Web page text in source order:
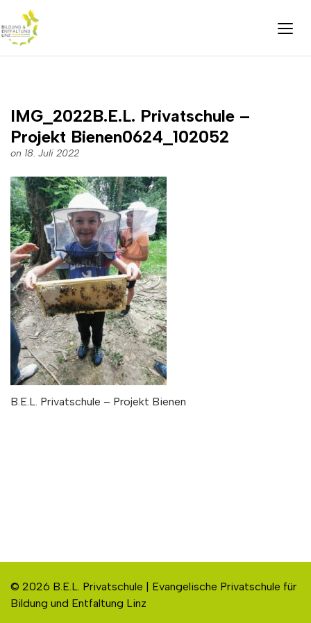
IMG_2022B.E.L. Privatschule –
Projekt Bienen0624_102052
on 18. Juli 2022
B.E.L. Privatschule – Projekt Bienen
© 2026 B.E.L. Privatschule | Evangelische Privatschule für
Bildung und Entfaltung Linz